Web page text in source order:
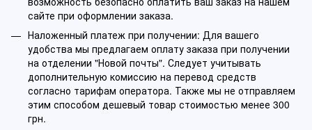
сайте при оформлении заказа.
Наложенный платеж при получении: Для вашего
удобства мы предлагаем оплату заказа при получении
на отделении "Новой почты". Следует учитывать
дополнительную комиссию на перевод средств
согласно тарифам оператора. Также мы не отправляем
этим способом дешевый товар стоимостью менее 300
грн.